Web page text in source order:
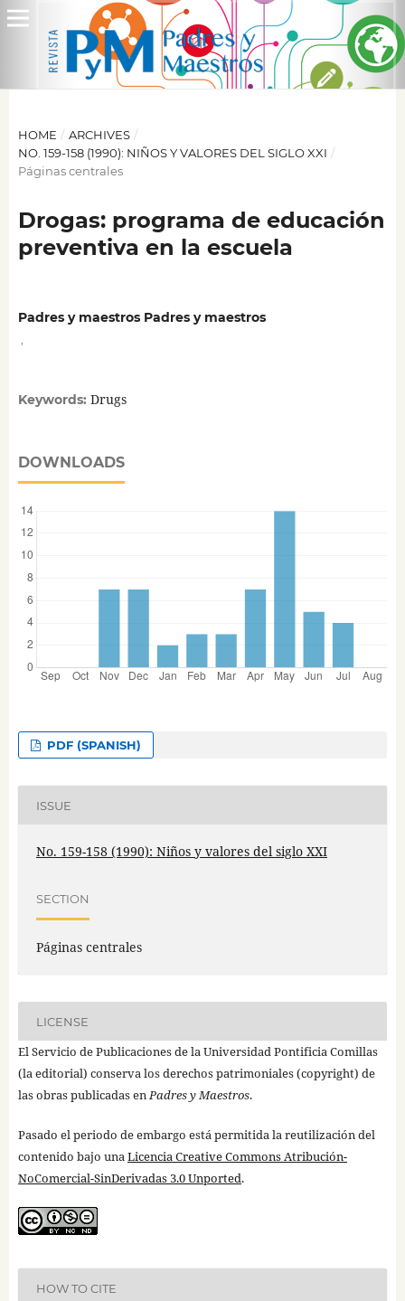
HOME / ARCHIVES /
NO. 159-158 (1990): NIÑOS Y VALORES DEL SIGLO XXI /
Páginas centrales
Drogas: programa de educación
preventiva en la escuela
Padres y maestros Padres y maestros
Keywords: Drugs
DOWNLOADS
PDF (SPANISH)
ISSUE
No. 159-158 (1990): Niños y valores del siglo XXI
SECTION
Páginas centrales
LICENSE
El Servicio de Publicaciones de la Universidad Pontificia Comillas
(la editorial) conserva los derechos patrimoniales (copyright) de
las obras publicadas enPadres y Maestros.
Pasado el periodo de embargo está permitida la reutilización del
contenido bajo unaLicencia Creative Commons Atribución-
NoComercial-SinDerivadas 3.0 Unported.
HOW TO CITE